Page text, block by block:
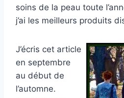
soins de la peau toute
j’ai les meilleurs produits
J’écris cet article
en septembre
au début de
l’automne.